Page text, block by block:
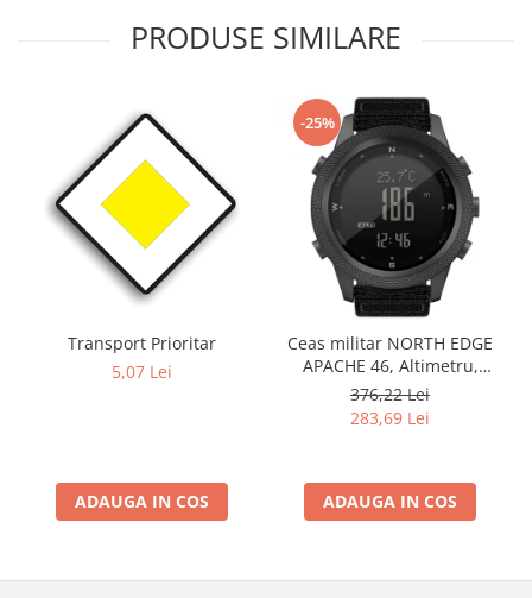
PRODUSE SIMILARE
Transport Prioritar
5,07 Lei
ADAUGA IN COS
-25%
Ceas militar NORTH EDGE
APACHE 46, Altimetru,
Barometru, Cronometru,
Termometru, Pedometru,
Busola
376,22 Lei
283,69 Lei
ADAUGA IN COS